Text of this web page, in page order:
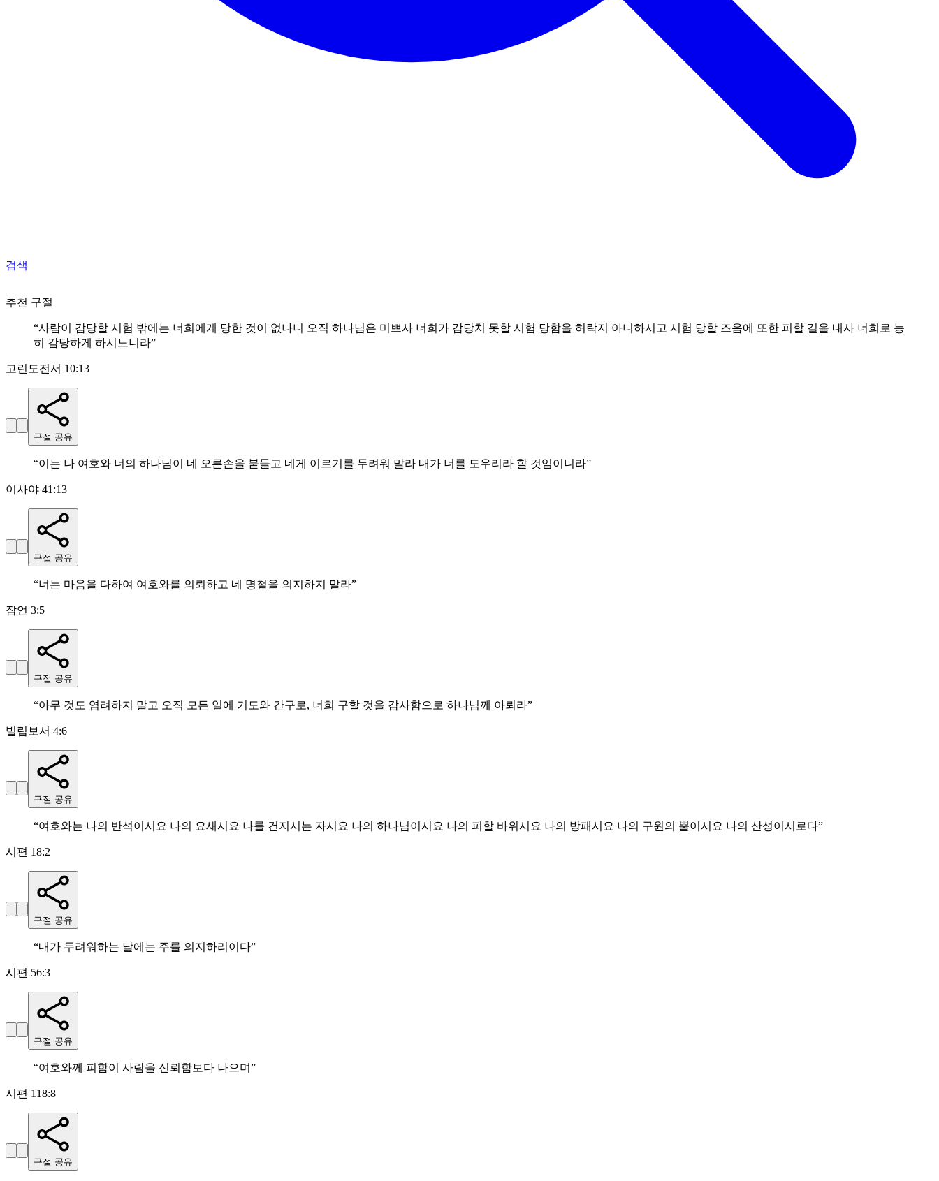
검색
추천 구절
“사람이 감당할 시험 밖에는 너희에게 당한 것이 없나니 오직 하나님은 미쁘사 너희가 감당치 못할 시험 당함을 허락지 아니하시고 시험 당할 즈음에 또한 피할 길을 내사 너희로 능
히 감당하게 하시느니라”
고린도전서 10:13
구절 공유
“이는 나 여호와 너의 하나님이 네 오른손을 붙들고 네게 이르기를 두려워 말라 내가 너를 도우리라 할 것임이니라”
이사야 41:13
구절 공유
“너는 마음을 다하여 여호와를 의뢰하고 네 명철을 의지하지 말라”
잠언 3:5
구절 공유
“아무 것도 염려하지 말고 오직 모든 일에 기도와 간구로, 너희 구할 것을 감사함으로 하나님께 아뢰라”
빌립보서 4:6
구절 공유
“여호와는 나의 반석이시요 나의 요새시요 나를 건지시는 자시요 나의 하나님이시요 나의 피할 바위시요 나의 방패시요 나의 구원의 뿔이시요 나의 산성이시로다”
시편 18:2
구절 공유
“내가 두려워하는 날에는 주를 의지하리이다”
시편 56:3
구절 공유
“여호와께 피함이 사람을 신뢰함보다 나으며”
시편 118:8
구절 공유